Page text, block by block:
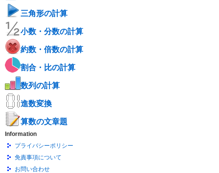
三角形の計算
小数・分数の計算
約数・倍数の計算
割合・比の計算
数列の計算
進数変換
算数の文章題
Information
プライバシーポリシー
免責事項について
お問い合わせ